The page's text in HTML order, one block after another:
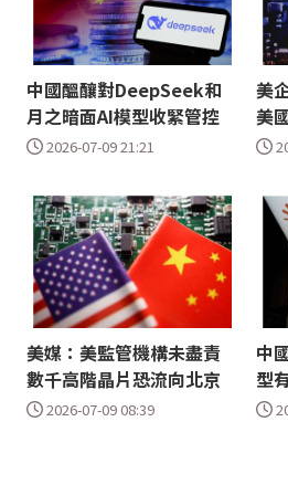
中國醞釀對DeepSeek和
月之暗面AI模型收緊管控
2026-07-09 21:21
美
美
美媒：美監管機構未盡責
數千高階晶片恐流向北京
2026-07-09 08:39
中
型